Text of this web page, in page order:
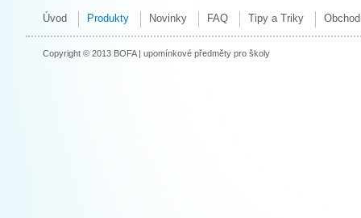
Úvod Produkty Novinky FAQ Tipy a Triky
Copyright © 2013 BOFA | upomínkové předměty pro školy